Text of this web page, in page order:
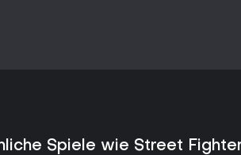
Spiele wie Street